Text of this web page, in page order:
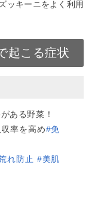
ッキーニをよく利用
起こる症状
ある野菜！
率を高め#免
れ防止 #美肌